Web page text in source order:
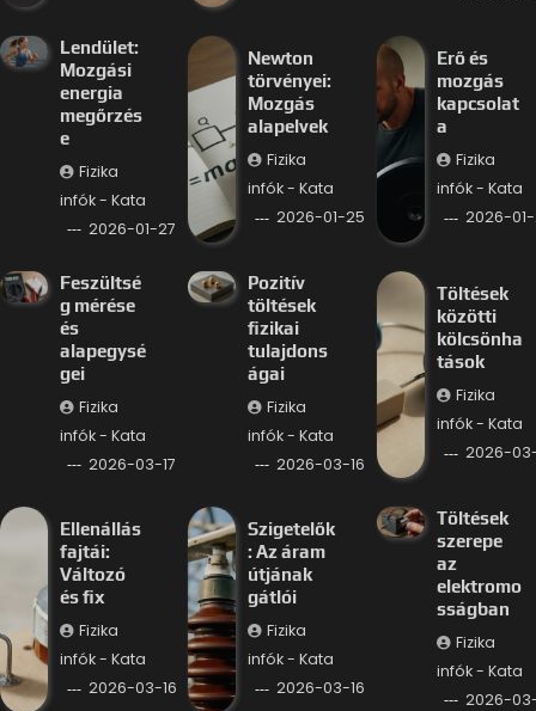
Lendület:
Mozgási
energia
megőrzés
e
Fizika
infók - Kata
2026-01-27
Newton
törvényei:
Mozgás
alapelvek
Fizika
infók - Kata
2026-01-25
Erő és
mozgás
kapcsolat
a
Fizika
infók - Kata
2026-
Feszültsé
g mérése
és
alapegysé
gei
Fizika
infók - Kata
2026-03-17
Pozitív
töltések
fizikai
tulajdons
ágai
Fizika
infók - Kata
2026-03-16
Töltések
közötti
kölcsönha
tások
Fizika
infók - Kata
2026-
Ellenállás
fajtái:
Változó
és fix
Fizika
infók - Kata
2026-03-16
Szigetelők
: Az áram
útjának
gátlói
Fizika
infók - Kata
2026-03-16
Töltések
szerepe
az
elektromo
sságban
Fizika
infók - Kata
2026-